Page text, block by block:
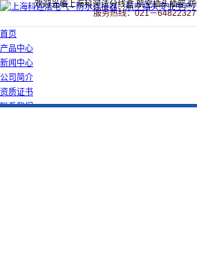
欢迎光临上海科迎法分线盒,航空插头插座,
服务热线：021－
首页
产品中心
新闻中心
公司简介
资质证书
联系我们